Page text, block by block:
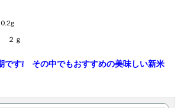
２ｇ
です❕ その中でもおすすめの美味しい新米